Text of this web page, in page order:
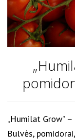
„Humilat Grow”
Bulvės,